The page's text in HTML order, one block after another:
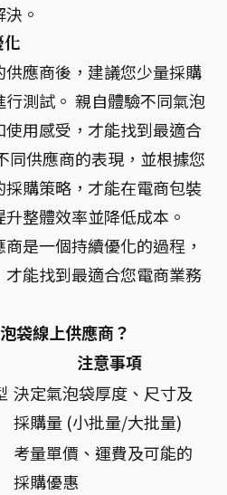
。
化
應商後，建議您少量採購
測試。 親自體驗不同氣泡
用感受，才能找到最適合
同供應商的表現，並根據您
購策略，才能在電商包裝
整體效率並降低成本。
是一個持續優化的過程，
能找到最適合您電商業務
袋線上供應商？
注意事項
決定氣泡袋厚度、尺寸及
採購量 (小批量/大批量)
考量單價、運費及可能的
採購優惠